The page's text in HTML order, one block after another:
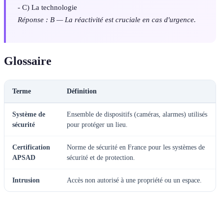
- C) La technologie
Réponse : B — La réactivité est cruciale en cas d'urgence.
Glossaire
Terme Définition
Système de
sécurité
Ensemble de dispositifs (caméras, alarmes) utilisés
pour protéger un lieu.
Certification
APSAD
Norme de sécurité en France pour les systèmes de
sécurité et de protection.
Intrusion Accès non autorisé à une propriété ou un espace.